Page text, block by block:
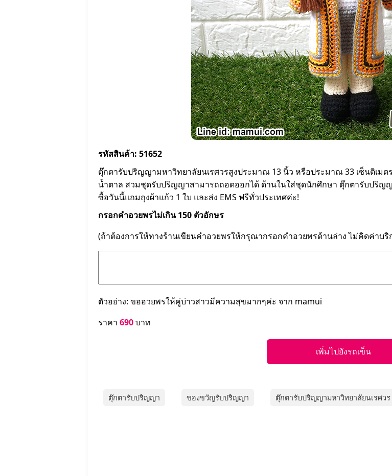
รหัสสินค้า: 51652
ตุ๊กตารับปริญญามหาวิทยาลัยนเรศวรสูงประมาณ 13 นิ้ว หรือประมาณ 33 เซ็นติเม
น้ำตาล สวมชุดรับปริญญาสามารถถอดออกได้ ด้านในใส่ชุดนักศึกษา ตุ๊กตารับปริญ
ซื้อวันนี้แถมถุงผ้าแก้ว 1 ใบ และส่ง EMS ฟรีทั่วประเทศค่ะ!
กรอกคำอวยพรไม่เกิน 150 ตัวอักษร
(ถ้าต้องการให้ทางร้านเขียนคำอวยพรให้กรุณากรอกคำอวยพรด้านล่าง ไม่คิดค่าบริ
ตัวอย่าง: ขออวยพรให้คู่บ่าวสาวมีความสุขมากๆค่ะ จาก mamui
ราคา 690บาท
เพิ่มไปยังรถเข็น
ตุ๊กตารับปริญญา ของขวัญรับปริญญา ตุ๊กตารับปริญญามหาวิทยาลัยนเรศวร